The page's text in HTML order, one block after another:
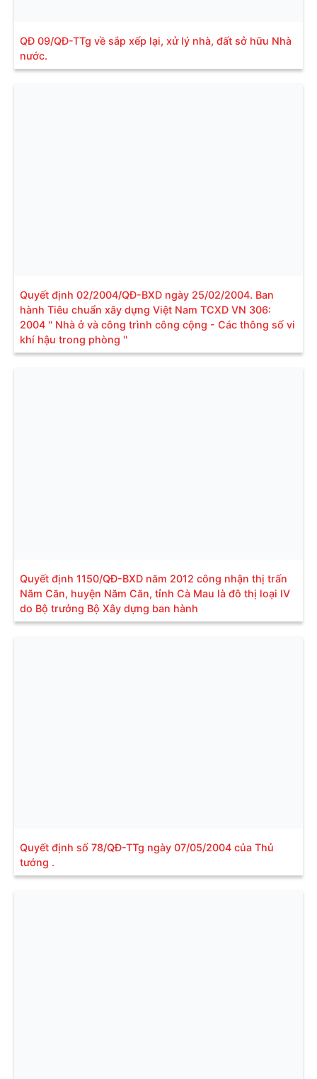
QĐ 09/QĐ-TTg về sắp xếp lại, xử lý nhà, đất sở hữu Nhà
nước.
Quyết định 02/2004/QĐ-BXD ngày 25/02/2004. Ban
hành Tiêu chuẩn xây dựng Việt Nam TCXD VN 306:
2004 '' Nhà ở và công trình công cộng - Các thông số vi
khí hậu trong phòng ''
Quyết định 1150/QĐ-BXD năm 2012 công nhận thị trấn
Năm Căn, huyện Năm Căn, tỉnh Cà Mau là đô thị loại IV
do Bộ trưởng Bộ Xây dựng ban hành
Quyết định số 78/QĐ-TTg ngày 07/05/2004 của Thủ
tướng .